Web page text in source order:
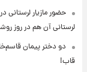
حضور مازیار لرستانی
لرستانی آن هم در روز
دو دختر پیمان
قاب!